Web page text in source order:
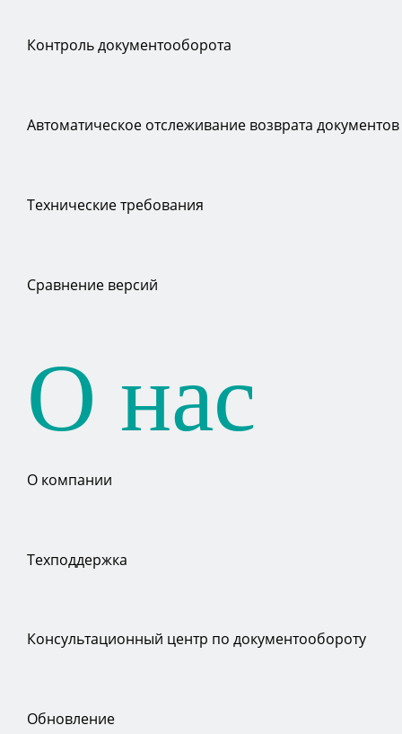
Контроль документооборота
Автоматическое отслеживание возврата документов
Технические требования
Сравнение версий
О нас
О компании
Техподдержка
Консультационный центр по документообороту
Обновление